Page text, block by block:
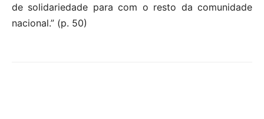
de solidariedade para com o resto da comunidade
nacional.” (p. 50)